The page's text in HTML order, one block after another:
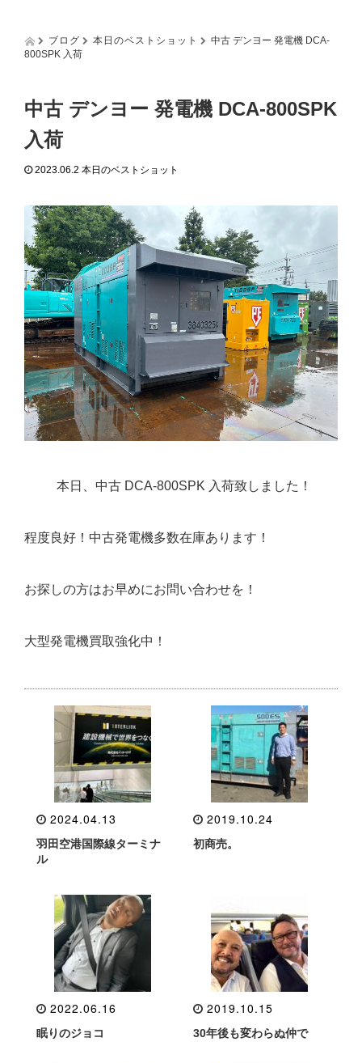
v
i
ブログ 本日のベストショット
中古 デンヨー 発電機 DCA-
800SPK 入荷
中古 デンヨー 発電機 DCA-800SPK
入荷
2023.06.2 本日のベストショット
本日、中古 DCA-800SPK 入荷致しました！
程度良好！中古発電機多数在庫あります！
お探しの方はお早めにお問い合わせを！
大型発電機買取強化中！
2024.04.13
羽田空港国際線ターミナ
ル
2019.10.24
初商売。
2022.06.16
眠りのジョコ
2019.10.15
30年後も変わらぬ仲で